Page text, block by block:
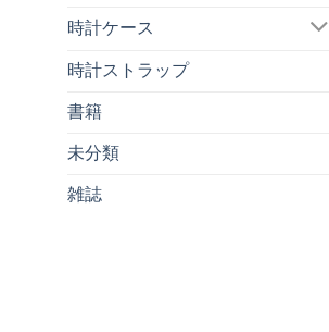
時計ケース
時計ストラップ
書籍
未分類
雑誌